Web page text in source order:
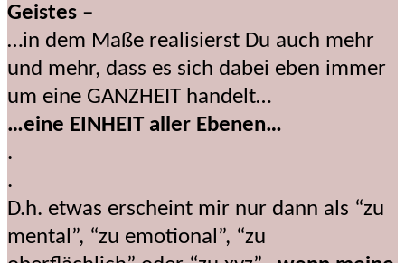
Geistes –
…in dem Maße realisierst Du auch mehr
und mehr, dass es sich dabei eben immer
um eine GANZHEIT handelt…
…eine EINHEIT aller Ebenen…
.
.
D.h. etwas erscheint mir nur dann als “zu
mental”, “zu emotional”, “zu